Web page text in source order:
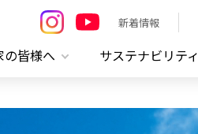
新着情報
の皆様へ サステナビリティ